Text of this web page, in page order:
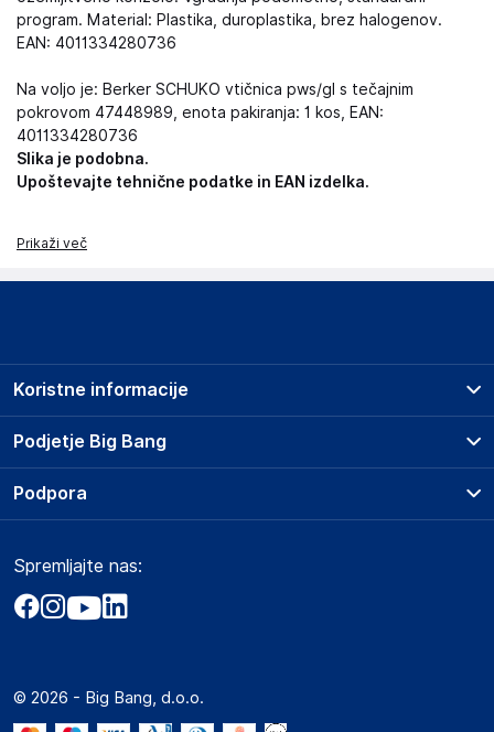
program. Material: Plastika, duroplastika, brez halogenov.
EAN: 4011334280736
Na voljo je: Berker SCHUKO vtičnica pws/gl s tečajnim
pokrovom 47448989, enota pakiranja: 1 kos, EAN:
4011334280736
Slika je podobna.
Upoštevajte tehnične podatke in EAN izdelka.
Prikaži več
Podjetje Big Bang
O podjetju
Obvestila za javnost
Akt o digitalnih storitvah
Marketplace za partnerje
Koristne informacije
Prodajna mesta
Storitve
Dostava, vnos in odvoz
Zavarovanje izdelkov
Podpora
Marketplace
Kako oddati naročilo?
Spremljajte nas:
© 2026 - Big Bang, d.o.o.